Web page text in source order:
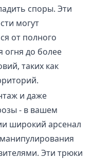
споры. Эти
могут
от полного
огня до более
таких как
и даже
- в вашем
широкий арсенал
Эти трюки